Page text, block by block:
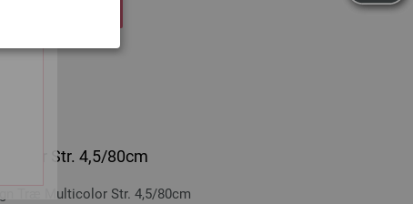
Str. 4,5/80cm
Træ Multicolor Str. 4,5/80cm